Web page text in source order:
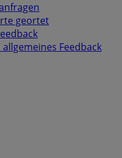
geortet
Feedback